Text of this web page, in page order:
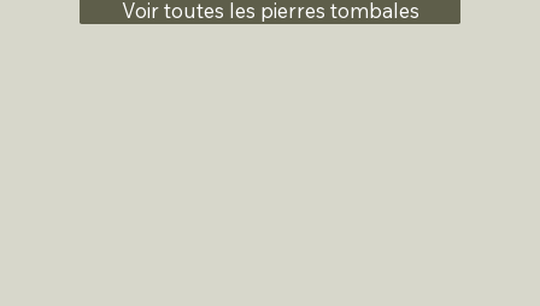
Voir toutes les pierres tombales